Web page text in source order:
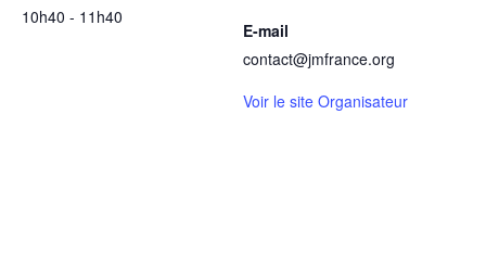
10h40 - 11h40
E-mail
contact@jmfrance.org
Voir le site Organisateur